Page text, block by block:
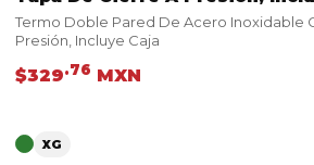
Termo Doble Pared De Acero Inoxidable
Presión, Incluye Caja
$329.76 MXN
VER PRODUCTO
XG